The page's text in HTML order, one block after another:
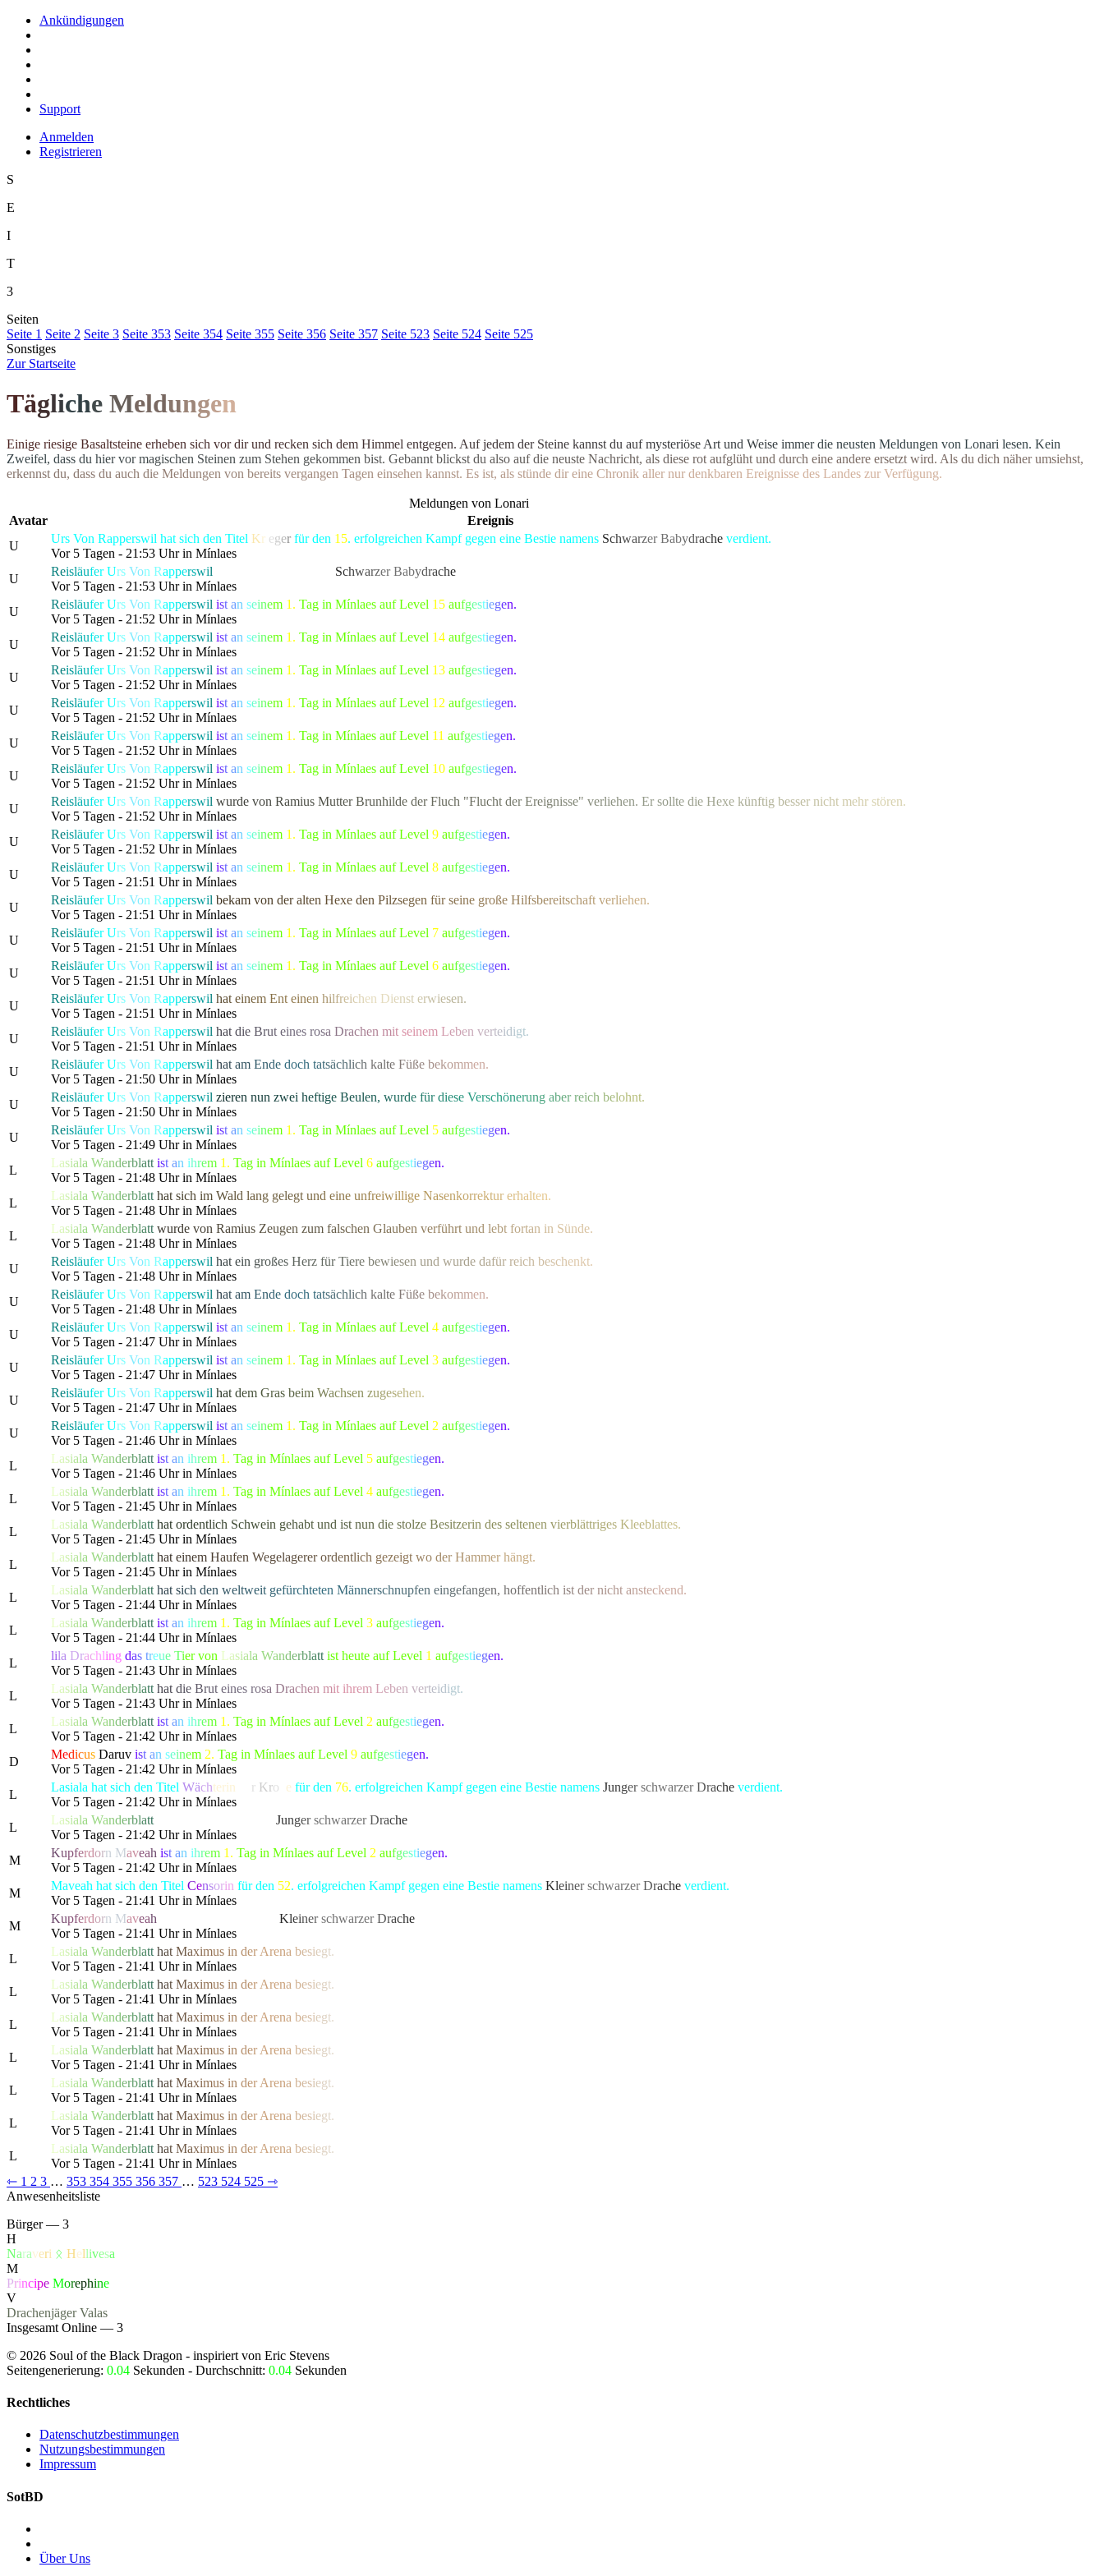
Ankündigungen
Support
Anmelden
Registrieren
S
E
I
T
3
Seiten
Seite 1 Seite 2 Seite 3 Seite 353 Seite 354 Seite 355 Seite 356 Seite 357 Seite 523 Seite 524 Seite 525
Sonstiges
Zur Startseite
Tägliche Meldungen
Einige riesige Basaltsteine erheben sich vor dir und recken sich dem Himmel entgegen. Auf jedem der Steine kannst du auf mysteriöse Art und Weise immer die neusten Meldungen von Lonari lesen. Kein
Zweifel, dass du hier vor magischen Steinen zum Stehen gekommen bist. Gebannt blickst du also auf die neuste Nachricht, als diese rot aufglüht und durch eine andere ersetzt wird. Als du dich näher umsiehst,
erkennst du, dass du auch die Meldungen von bereits vergangen Tagen einsehen kannst. Es ist, als stünde dir eine Chronik aller nur denkbaren Ereignisse des Landes zur Verfügung.
Meldungen von Lonari
Avatar
Ereignis
U
Urs Von Rapperswil hat sich den Titel Kr eger für den 15. erfolgreichen Kampf gegen eine Bestie namens Schwarzer Babydrache verdient.
Vor 5 Tagen - 21:53 Uhr in Mínlaes
U
ReisläuferUrs Von Rapperswil Schwarzer Babydrache
Vor 5 Tagen - 21:53 Uhr in Mínlaes
U
ReisläuferUrs Von Rapperswil ist an seinem 1. Tag in Mínlaes auf Level 15 aufgestiegen.
Vor 5 Tagen - 21:52 Uhr in Mínlaes
U
ReisläuferUrs Von Rapperswil ist an seinem 1. Tag in Mínlaes auf Level 14 aufgestiegen.
Vor 5 Tagen - 21:52 Uhr in Mínlaes
U
ReisläuferUrs Von Rapperswil ist an seinem 1. Tag in Mínlaes auf Level 13 aufgestiegen.
Vor 5 Tagen - 21:52 Uhr in Mínlaes
U
ReisläuferUrs Von Rapperswil ist an seinem 1. Tag in Mínlaes auf Level 12 aufgestiegen.
Vor 5 Tagen - 21:52 Uhr in Mínlaes
U
ReisläuferUrs Von Rapperswil ist an seinem 1. Tag in Mínlaes auf Level 11 aufgestiegen.
Vor 5 Tagen - 21:52 Uhr in Mínlaes
U
ReisläuferUrs Von Rapperswil ist an seinem 1. Tag in Mínlaes auf Level 10 aufgestiegen.
Vor 5 Tagen - 21:52 Uhr in Mínlaes
U
ReisläuferUrs Von Rapperswil wurde von Ramius Mutter Brunhilde der Fluch "Flucht der Ereignisse" verliehen. Er sollte die Hexe künftig besser nicht mehr stören.
Vor 5 Tagen - 21:52 Uhr in Mínlaes
U
ReisläuferUrs Von Rapperswil ist an seinem 1. Tag in Mínlaes auf Level 9 aufgestiegen.
Vor 5 Tagen - 21:52 Uhr in Mínlaes
U
ReisläuferUrs Von Rapperswil ist an seinem 1. Tag in Mínlaes auf Level 8 aufgestiegen.
Vor 5 Tagen - 21:51 Uhr in Mínlaes
U
ReisläuferUrs Von Rapperswil bekam von der alten Hexe den Pilzsegen für seine große Hilfsbereitschaft verliehen.
Vor 5 Tagen - 21:51 Uhr in Mínlaes
U
ReisläuferUrs Von Rapperswil ist an seinem 1. Tag in Mínlaes auf Level 7 aufgestiegen.
Vor 5 Tagen - 21:51 Uhr in Mínlaes
U
ReisläuferUrs Von Rapperswil ist an seinem 1. Tag in Mínlaes auf Level 6 aufgestiegen.
Vor 5 Tagen - 21:51 Uhr in Mínlaes
U
ReisläuferUrs Von Rapperswil hat einem Ent einen hilfreichen Dienst erwiesen.
Vor 5 Tagen - 21:51 Uhr in Mínlaes
U
ReisläuferUrs Von Rapperswil hat die Brut eines rosa Drachen mit seinem Leben verteidigt.
Vor 5 Tagen - 21:51 Uhr in Mínlaes
U
ReisläuferUrs Von Rapperswil hat am Ende doch tatsächlich kalte Füße bekommen.
Vor 5 Tagen - 21:50 Uhr in Mínlaes
U
ReisläuferUrs Von Rapperswil zieren nun zwei heftige Beulen, wurde für diese Verschönerung aber reich belohnt.
Vor 5 Tagen - 21:50 Uhr in Mínlaes
U
ReisläuferUrs Von Rapperswil ist an seinem 1. Tag in Mínlaes auf Level 5 aufgestiegen.
Vor 5 Tagen - 21:49 Uhr in Mínlaes
L
Lasiala Wanderblatt ist an ihrem 1. Tag in Mínlaes auf Level 6 aufgestiegen.
Vor 5 Tagen - 21:48 Uhr in Mínlaes
L
Lasiala Wanderblatt hat sich im Wald lang gelegt und eine unfreiwillige Nasenkorrektur erhalten.
Vor 5 Tagen - 21:48 Uhr in Mínlaes
L
Lasiala Wanderblatt wurde von Ramius Zeugen zum falschen Glauben verführt und lebt fortan in Sünde.
Vor 5 Tagen - 21:48 Uhr in Mínlaes
U
ReisläuferUrs Von Rapperswil hat ein großes Herz für Tiere bewiesen und wurde dafür reich beschenkt.
Vor 5 Tagen - 21:48 Uhr in Mínlaes
U
ReisläuferUrs Von Rapperswil hat am Ende doch tatsächlich kalte Füße bekommen.
Vor 5 Tagen - 21:48 Uhr in Mínlaes
U
ReisläuferUrs Von Rapperswil ist an seinem 1. Tag in Mínlaes auf Level 4 aufgestiegen.
Vor 5 Tagen - 21:47 Uhr in Mínlaes
U
ReisläuferUrs Von Rapperswil ist an seinem 1. Tag in Mínlaes auf Level 3 aufgestiegen.
Vor 5 Tagen - 21:47 Uhr in Mínlaes
U
ReisläuferUrs Von Rapperswil hat dem Gras beim Wachsen zugesehen.
Vor 5 Tagen - 21:47 Uhr in Mínlaes
U
ReisläuferUrs Von Rapperswil ist an seinem 1. Tag in Mínlaes auf Level 2 aufgestiegen.
Vor 5 Tagen - 21:46 Uhr in Mínlaes
L
Lasiala Wanderblatt ist an ihrem 1. Tag in Mínlaes auf Level 5 aufgestiegen.
Vor 5 Tagen - 21:46 Uhr in Mínlaes
L
Lasiala Wanderblatt ist an ihrem 1. Tag in Mínlaes auf Level 4 aufgestiegen.
Vor 5 Tagen - 21:45 Uhr in Mínlaes
L
Lasiala Wanderblatt hat ordentlich Schwein gehabt und ist nun die stolze Besitzerin des seltenen vierblättriges Kleeblattes.
Vor 5 Tagen - 21:45 Uhr in Mínlaes
L
Lasiala Wanderblatt hat einem Haufen Wegelagerer ordentlich gezeigt wo der Hammer hängt.
Vor 5 Tagen - 21:45 Uhr in Mínlaes
L
Lasiala Wanderblatt hat sich den weltweit gefürchteten Männerschnupfen eingefangen, hoffentlich ist der nicht ansteckend.
Vor 5 Tagen - 21:44 Uhr in Mínlaes
L
Lasiala Wanderblatt ist an ihrem 1. Tag in Mínlaes auf Level 3 aufgestiegen.
Vor 5 Tagen - 21:44 Uhr in Mínlaes
L
lila Drachling das treue Tier von Lasiala Wanderblatt ist heute auf Level 1 aufgestiegen.
Vor 5 Tagen - 21:43 Uhr in Mínlaes
L
Lasiala Wanderblatt hat die Brut eines rosa Drachen mit ihrem Leben verteidigt.
Vor 5 Tagen - 21:43 Uhr in Mínlaes
L
Lasiala Wanderblatt ist an ihrem 1. Tag in Mínlaes auf Level 2 aufgestiegen.
Vor 5 Tagen - 21:42 Uhr in Mínlaes
D
Medicus Daruv ist an seinem 2. Tag in Mínlaes auf Level 9 aufgestiegen.
Vor 5 Tagen - 21:42 Uhr in Mínlaes
L
Lasiala hat sich den Titel Wächterin r Kro e für den 76. erfolgreichen Kampf gegen eine Bestie namens Junger schwarzer Drache verdient.
Vor 5 Tagen - 21:42 Uhr in Mínlaes
L
Lasiala Wanderblatt Junger schwarzer Drache
Vor 5 Tagen - 21:42 Uhr in Mínlaes
M
Kupferdorn Maveah ist an ihrem 1. Tag in Mínlaes auf Level 2 aufgestiegen.
Vor 5 Tagen - 21:42 Uhr in Mínlaes
M
Maveah hat sich den Titel Censorin für den 52. erfolgreichen Kampf gegen eine Bestie namens Kleinerschwarzer Drache verdient.
Vor 5 Tagen - 21:41 Uhr in Mínlaes
M
Kupferdorn Maveah Kleinerschwarzer Drache
Vor 5 Tagen - 21:41 Uhr in Mínlaes
L
Lasiala Wanderblatt hat Maximus in derArena besiegt.
Vor 5 Tagen - 21:41 Uhr in Mínlaes
L
Lasiala Wanderblatt hat Maximus in derArena besiegt.
Vor 5 Tagen - 21:41 Uhr in Mínlaes
L
Lasiala Wanderblatt hat Maximus in derArena besiegt.
Vor 5 Tagen - 21:41 Uhr in Mínlaes
L
Lasiala Wanderblatt hat Maximus in derArena besiegt.
Vor 5 Tagen - 21:41 Uhr in Mínlaes
L
Lasiala Wanderblatt hat Maximus in derArena besiegt.
Vor 5 Tagen - 21:41 Uhr in Mínlaes
L
Lasiala Wanderblatt hat Maximus in derArena besiegt.
Vor 5 Tagen - 21:41 Uhr in Mínlaes
L
Lasiala Wanderblatt hat Maximus in derArena besiegt.
Vor 5 Tagen - 21:41 Uhr in Mínlaes
⇽ 1 2 3 … 353 354 355 356 357 … 523 524 525 ⇾
Anwesenheitsliste
Bürger — 3
H
Naraveri ᛟ Hellivesa
M
Principe Morephine
V
Drachenjäger Valas
Insgesamt Online — 3
© 2026 Soul of the Black Dragon - inspiriert von Eric Stevens
Seitengenerierung: 0.04 Sekunden - Durchschnitt: 0.04 Sekunden
Rechtliches
Datenschutzbestimmungen
Nutzungsbestimmungen
Impressum
SotBD
Über Uns